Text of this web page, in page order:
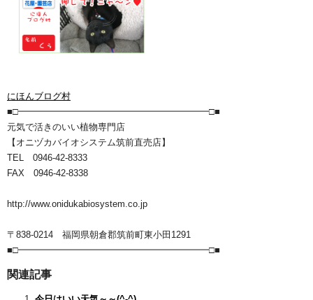
にほんブログ村
■□━━━━━━━━━━━━━━━━━━━━━□■
元気で活きのいい植物専門店
【オニヅカバイオシステム筑前直売店】
TEL 0946-42-8333
FAX 0946-42-8338
http://www.onidukabiosystem.co.jp
〒838-0214 福岡県朝倉郡筑前町東小田1291
■□━━━━━━━━━━━━━━━━━━━━━□■
関連記事